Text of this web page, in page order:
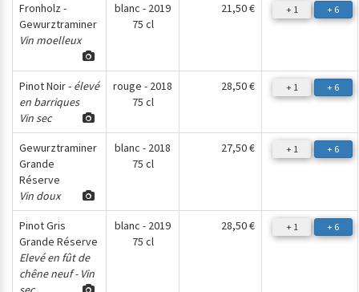
Fronholz -
Gewurztraminer
Vin moelleux
blanc - 2019
75 cl
21,50 € + 1 + 6
Pinot Noir - élevé
en barriques
Vin sec
rouge - 2018
75 cl
28,50 € + 1 + 6
Gewurztraminer
Grande
Réserve
Vin doux
blanc - 2018
75 cl
27,50 € + 1 + 6
Pinot Gris
Grande Réserve
Elevé en fût de
chêne neuf - Vin
blanc - 2019
75 cl
28,50 € + 1 + 6